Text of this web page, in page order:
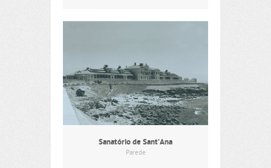
Sanatório de Sant’Ana
Parede